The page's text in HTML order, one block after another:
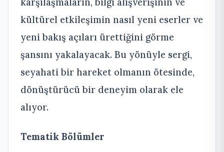
kültürel etkileşimin nasıl yeni eserler ve
yeni bakış açıları ürettiğini görme
şansını yakalayacak. Bu yönüyle sergi,
seyahati bir hareket olmanın ötesinde,
dönüştürücü bir deneyim olarak ele
alıyor.
Tematik Bölümler